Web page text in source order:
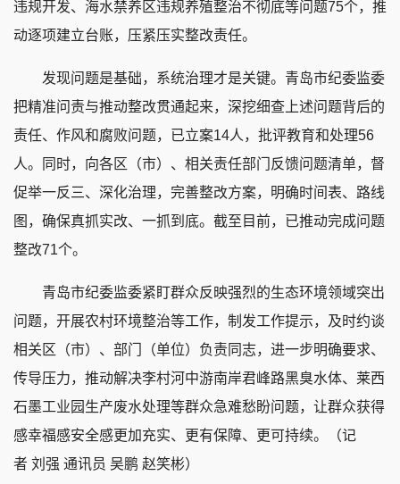
违规开发、海水禁养区违规养殖整治不彻底等问题75个，推
动逐项建立台账，压紧压实整改责任。
发现问题是基础，系统治理才是关键。青岛市纪委监委
把精准问责与推动整改贯通起来，深挖细查上述问题背后的
责任、作风和腐败问题，已立案14人，批评教育和处理56
人。同时，向各区（市）、相关责任部门反馈问题清单，督
促举一反三、深化治理，完善整改方案，明确时间表、路线
图，确保真抓实改、一抓到底。截至目前，已推动完成问题
整改71个。
青岛市纪委监委紧盯群众反映强烈的生态环境领域突出
问题，开展农村环境整治等工作，制发工作提示，及时约谈
相关区（市）、部门（单位）负责同志，进一步明确要求、
传导压力，推动解决李村河中游南岸君峰路黑臭水体、莱西
石墨工业园生产废水处理等群众急难愁盼问题，让群众获得
感幸福感安全感更加充实、更有保障、更可持续。（记
者 刘强 通讯员 吴鹏 赵笑彬）